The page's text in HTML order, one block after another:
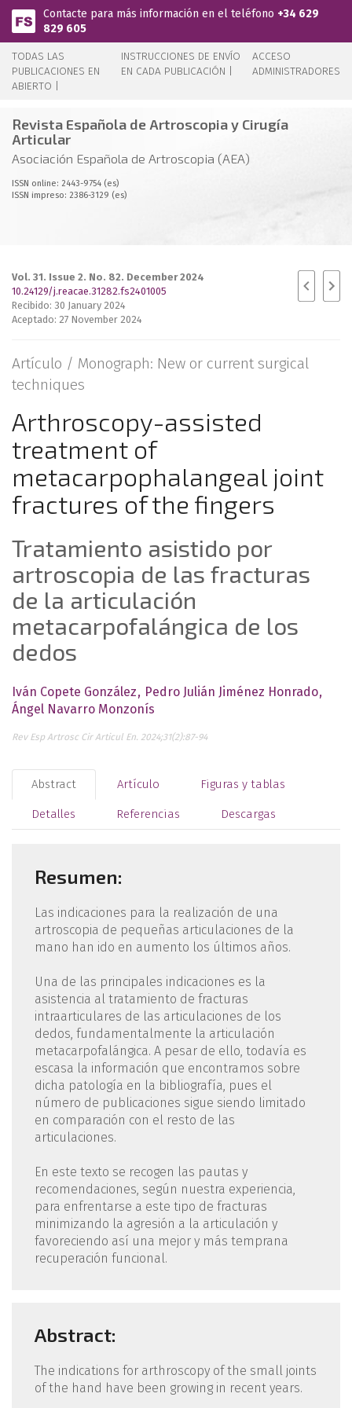
Pasar al contenido principal
Contacte para más información en el teléfono +34 629
829 605
TODAS LAS
PUBLICACIONES EN
ABIERTO |
INSTRUCCIONES DE ENVÍO
EN CADA PUBLICACIÓN |
ACCESO
ADMINISTRADORES
Revista Española de Artroscopia y Cirugía
Articular
Asociación Española de Artroscopia (AEA)
ISSN online: 2443-9754 (es)
ISSN impreso: 2386-3129 (es)
Vol. 31. Issue 2. No. 82. December 2024
10.24129/j.reacae.31282.fs2401005
Recibido: 30 January 2024
Aceptado: 27 November 2024
Artículo / Monograph: New or current surgical
techniques
Arthroscopy-assisted
treatment of
metacarpophalangeal joint
fractures of the fingers
Tratamiento asistido por
artroscopia de las fracturas
de la articulación
metacarpofalángica de los
dedos
Iván Copete González
Pedro Julián Jiménez Honrado
Ángel Navarro Monzonís
Rev Esp Artrosc Cir Articul En. 2024;31(2):87-94
Abstract Artículo Figuras y tablas
Detalles Referencias Descargas
Resumen:
Las indicaciones para la realización de una
artroscopia de pequeñas articulaciones de la
mano han ido en aumento los últimos años.
Una de las principales indicaciones es la
asistencia al tratamiento de fracturas
intraarticulares de las articulaciones de los
dedos, fundamentalmente la articulación
metacarpofalángica. A pesar de ello, todavía es
escasa la información que encontramos sobre
dicha patología en la bibliografía, pues el
número de publicaciones sigue siendo limitado
en comparación con el resto de las
articulaciones.
En este texto se recogen las pautas y
recomendaciones, según nuestra experiencia,
para enfrentarse a este tipo de fracturas
minimizando la agresión a la articulación y
favoreciendo así una mejor y más temprana
recuperación funcional.
Abstract:
The indications for arthroscopy of the small joints
of the hand have been growing in recent years.